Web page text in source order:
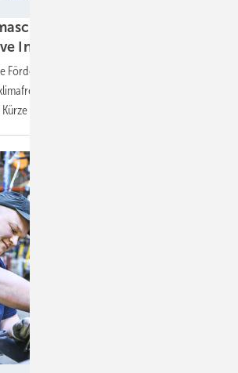
für
Industrie
Förderinstrument gleicht die Lücke zwischen
Produktion aus. Eine erste